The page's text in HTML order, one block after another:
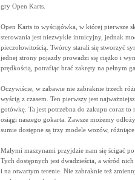
gry Open Karts.
Open Karts to wyścigówka, w której pierwsze
sterowania jest niezwykle intuicyjny, jednak
pieczołowitością. Twórcy starali się stworzyć
jednej strony pojazdy prowadzi się ciężko i
prędkością, potrafiąc brać zakręty na pełnym
Oczywiście, w zabawie nie zabraknie trzech
wyścig z czasem. Ten pierwszy jest
gotówkę. Ta jest potrzebna do zakupu coraz
osiągi naszego gokarta. Zawsze możemy
sumie dostępne są trzy modele wozów, różniące
Małymi maszynami przyjdzie nam się ścigać
Tych dostępnych jest dwadzieścia, a wśród
i na otwartym terenie. Nie zabraknie też